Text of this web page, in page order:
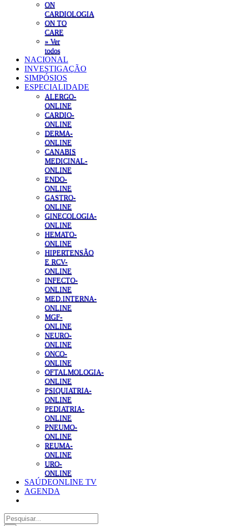
ON
CARDIOLOGIA
ON TO
CARE
» Ver
todos
NACIONAL
INVESTIGAÇÃO
SIMPÓSIOS
ESPECIALIDADE
ALERGO-
ONLINE
CARDIO-
ONLINE
DERMA-
ONLINE
CANABIS
MEDICINAL-
ONLINE
ENDO-
ONLINE
GASTRO-
ONLINE
GINECOLOGIA-
ONLINE
HEMATO-
ONLINE
HIPERTENSÃO
E RCV-
ONLINE
INFECTO-
ONLINE
MED.INTERNA-
ONLINE
MGF-
ONLINE
NEURO-
ONLINE
ONCO-
ONLINE
OFTALMOLOGIA-
ONLINE
PSIQUIATRIA-
ONLINE
PEDIATRIA-
ONLINE
PNEUMO-
ONLINE
REUMA-
ONLINE
URO-
ONLINE
SAÚDEONLINE TV
AGENDA
Pesquisar